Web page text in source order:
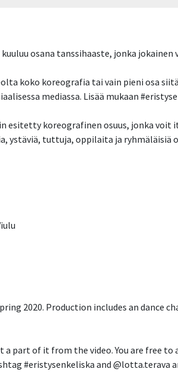
osana tanssihaaste, jonka jokainen
koko koreografia tai vain pieni osa
mediassa. Lisää mukaan
esitetty koreografinen osuus, jonka voit
ystäviä, tuttuja, oppilaita ja ryhmäläisiä
2020. Production includes an dance
part of it from the video. You are free to
#eristysenkeliska and @lotta.terava